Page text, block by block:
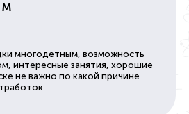
М
многодетным, возможность
интересные занятия, хорошие
не важно по какой причине